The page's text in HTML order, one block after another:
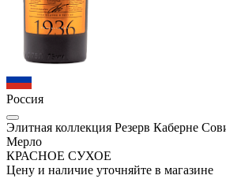
Россия
Элитная коллекция Резерв Каберне
Мерло
КРАСНОЕ СУХОЕ
Цену и наличие уточняйте в магазине